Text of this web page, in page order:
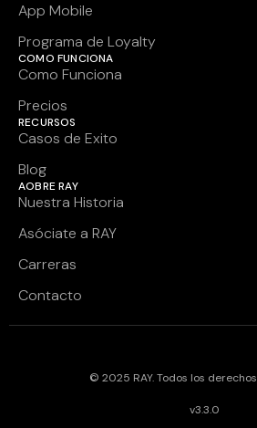
App Mobile
Programa de Loyalty
COMO FUNCIONA
Como Funciona
Precios
RECURSOS
Casos de Exito
Blog
AOBRE RAY
Nuestra Historia
Asóciate a RAY
Carreras
Contacto
© 2025 RAY. Todos los
v3.3.0